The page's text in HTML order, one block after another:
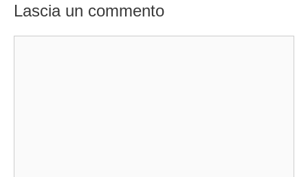
Lascia un commento